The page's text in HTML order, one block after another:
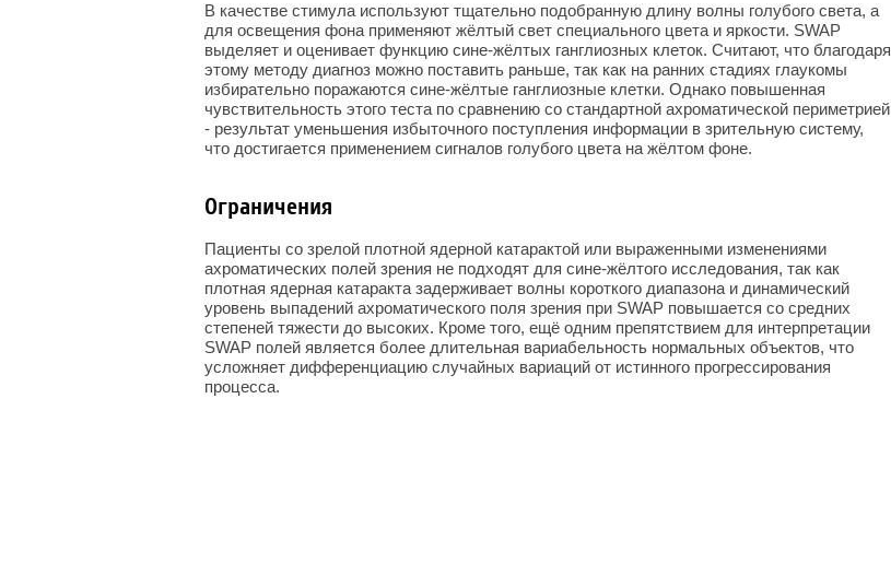
В качестве стимула используют тщательно подобранную длину волны голубого света, а
для освещения фона применяют жёлтый свет специального цвета и яркости. SWAP
выделяет и оценивает функцию сине-жёлтых ганглиозных клеток. Считают, что благодаря
этому методу диагноз можно поставить раньше, так как на ранних стадиях глаукомы
избирательно поражаются сине-жёлтые ганглиозные клетки. Однако повышенная
чувствительность этого теста по сравнению со стандартной ахроматической периметрией
- результат уменьшения избыточного поступления информации в зрительную систему,
что достигается применением сигналов голубого цвета на жёлтом фоне.
Ограничения
Пациенты со зрелой плотной ядерной катарактой или выраженными изменениями
ахроматических полей зрения не подходят для сине-жёлтого исследования, так как
плотная ядерная катаракта задерживает волны короткого диапазона и динамический
уровень выпадений ахроматического поля зрения при SWAP повышается со средних
степеней тяжести до высоких. Кроме того, ещё одним препятствием для интерпретации
SWAP полей является более длительная вариабельность нормальных объектов, что
усложняет дифференциацию случайных вариаций от истинного прогрессирования
процесса.